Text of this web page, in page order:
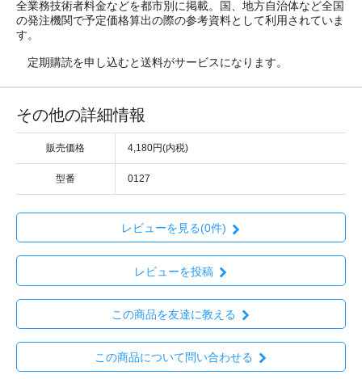
全業務技術者料金などを都市別に掲載。国、地方自治体など全国
の発注機関で予定価格算出の際の参考資料として利用されていま
す。
定期購読を申し込むと送料がサービスになります。
その他の詳細情報
販売価格 4,180円(内税)
型番 0127
レビューを見る(0件)
レビューを投稿
この商品を友達に教える
この商品について問い合わせる